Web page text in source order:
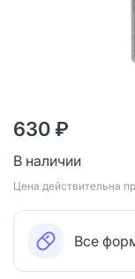
630 ₽
В наличии
Цена действительна
Все